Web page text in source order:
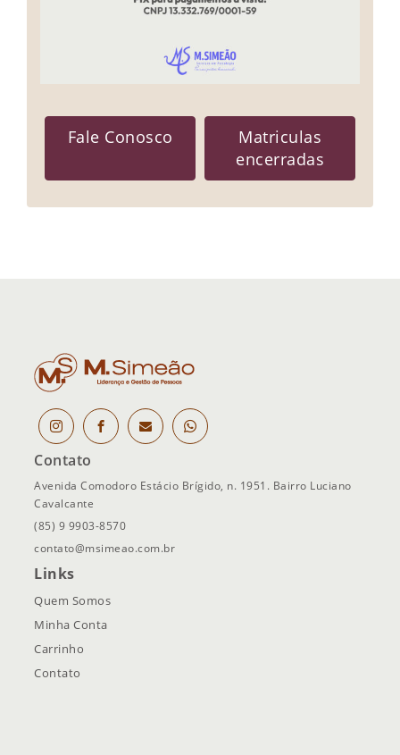
Fale Conosco
Matriculas
encerradas
Contato
Avenida Comodoro Estácio Brígido, n. 1951. Bairro Luciano
Cavalcante
(85) 9 9903-8570
contato@msimeao.com.br
Links
Quem Somos
Minha Conta
Carrinho
Contato